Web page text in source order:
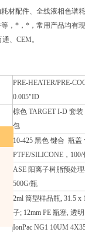
材配件、全线液相色谱
，*，*，常用产品均有现
、CEM。
PRE-HEATER/PRE-
0.005"ID
棕色 TARGET I-D 套
包
10-425 黑色 键合 瓶盖
PTFE/SILICONE，100/
ASE 阳离子树脂预处
500G/瓶
2ml 筒型样品瓶, 31.5 x
子; 12mm PE 瓶塞, 透
IonPac NG1 10UM